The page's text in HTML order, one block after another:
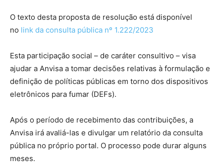
O texto desta proposta de resolução está disponível
no link da consulta pública nº 1.222/2023
Esta participação social – de caráter consultivo – visa
ajudar a Anvisa a tomar decisões relativas à formulação e
definição de políticas públicas em torno dos dispositivos
eletrônicos para fumar (DEFs).
Após o período de recebimento das contribuições, a
Anvisa irá avaliá-las e divulgar um relatório da consulta
pública no próprio portal. O processo pode durar alguns
meses.